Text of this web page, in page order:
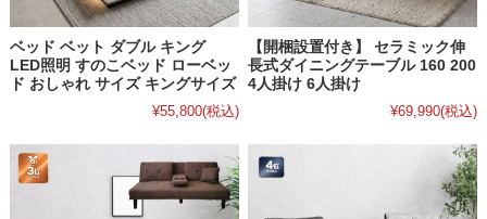
ベッド ベット ダブル キング
LED照明 すのこベッド ローベッ
ド おしゃれ サイズ キングサイズ
¥55,800(税込)
【開梱設置付き】 セラミック伸
長式ダイニングテーブル 160 200
4人掛け 6人掛け
¥69,990(税込)